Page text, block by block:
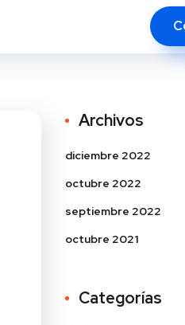
Archivos
diciembre 2022
octubre 2022
septiembre 2022
octubre 2021
Categorías